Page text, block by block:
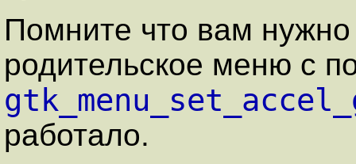
Помните что вам нужно
родительское меню с
работало.